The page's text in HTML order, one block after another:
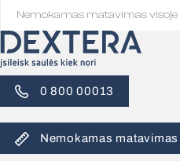
Nemokamas matavimas visoje
0 800 00013
Nemokamas matavimas